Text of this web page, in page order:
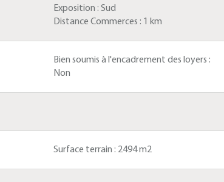
Exposition : Sud
Distance Commerces : 1 km
Bien soumis à l'encadrement des loyers :
Non
Surface terrain : 2494 m2